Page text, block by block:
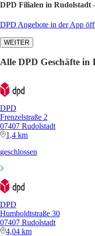
DPD Filialen in Rudolstadt
DPD Angebote in der App
WEITER
Alle DPD Geschäfte in
DPD
Frenzelstraße 2
07407 Rudolstadt
1,4 km
geschlossen
DPD
Humboldtstraße 30
07407 Rudolstadt
4,04 km